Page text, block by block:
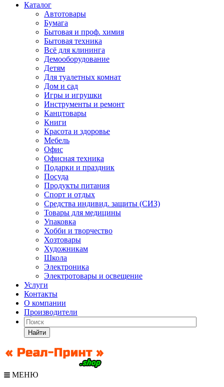
Каталог
Автотовары
Бумага
Бытовая и проф. химия
Бытовая техника
Всё для клининга
Демооборудование
Детям
Для туалетных комнат
Дом и сад
Игры и игрушки
Инструменты и ремонт
Канцтовары
Книги
Красота и здоровье
Мебель
Офис
Офисная техника
Подарки и праздник
Посуда
Продукты питания
Спорт и отдых
Средства индивид. защиты (СИЗ)
Товары для медицины
Упаковка
Хобби и творчество
Хозтовары
Художникам
Школа
Электроника
Электротовары и освещение
Услуги
Контакты
О компании
Производители
Найти
МЕНЮ